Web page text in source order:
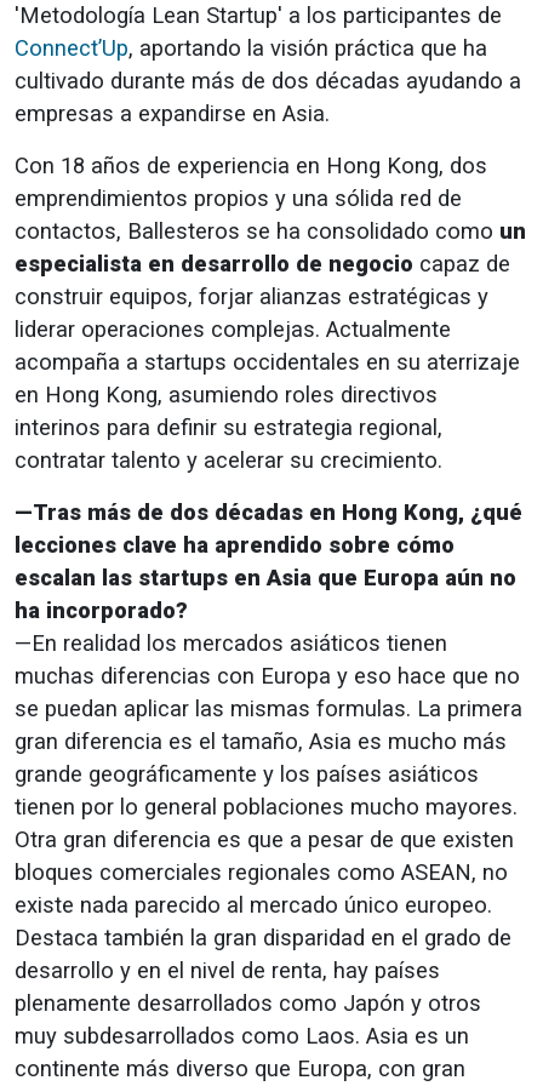
'Metodología Lean Startup' a los participantes de
Connect’Up, aportando la visión práctica que ha
cultivado durante más de dos décadas ayudando a
empresas a expandirse en Asia.
Con 18 años de experiencia en Hong Kong, dos
emprendimientos propios y una sólida red de
contactos, Ballesteros se ha consolidado como un
especialista en desarrollo de negocio capaz de
construir equipos, forjar alianzas estratégicas y
liderar operaciones complejas. Actualmente
acompaña a startups occidentales en su aterrizaje
en Hong Kong, asumiendo roles directivos
interinos para definir su estrategia regional,
contratar talento y acelerar su crecimiento.
—Tras más de dos décadas en Hong Kong, ¿qué
lecciones clave ha aprendido sobre cómo
escalan las startups en Asia que Europa aún no
ha incorporado?
—En realidad los mercados asiáticos tienen
muchas diferencias con Europa y eso hace que no
se puedan aplicar las mismas formulas. La primera
gran diferencia es el tamaño, Asia es mucho más
grande geográficamente y los países asiáticos
tienen por lo general poblaciones mucho mayores.
Otra gran diferencia es que a pesar de que existen
bloques comerciales regionales como ASEAN, no
existe nada parecido al mercado único europeo.
Destaca también la gran disparidad en el grado de
desarrollo y en el nivel de renta, hay países
plenamente desarrollados como Japón y otros
muy subdesarrollados como Laos. Asia es un
continente más diverso que Europa, con gran